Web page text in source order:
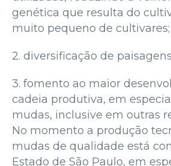
genética que resulta do
muito pequeno de cultivares;
2. diversificação de
3. fomento ao maior
cadeia produtiva, em
mudas, inclusive em outras
No momento a produção
mudas de qualidade está
Estado de São Paulo, em